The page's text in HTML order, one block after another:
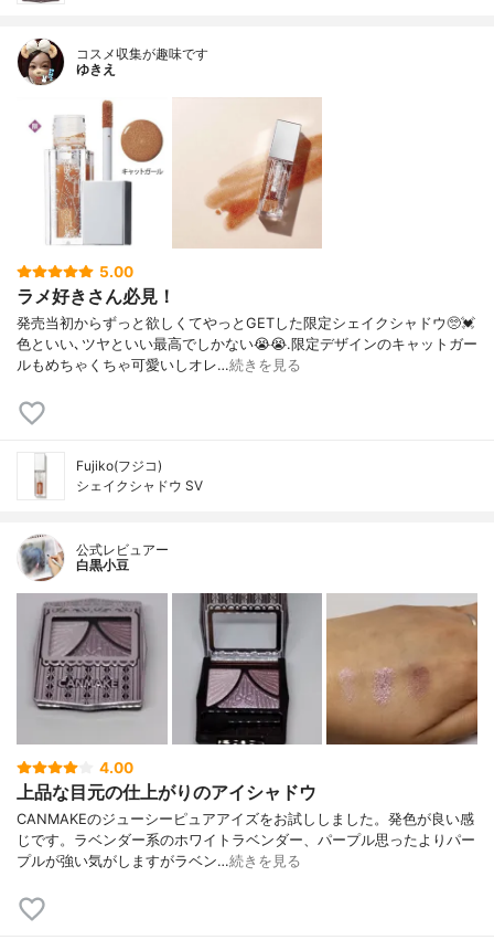
コスメ収集が趣味です
ゆきえ
5.00
ラメ好きさん必見！
発売当初からずっと欲しくてやっとGETした限定シェイクシャドウ🥺💓
色といい､ツヤといい最高でしかない😭😭.限定デザインのキャットガー
ルもめちゃくちゃ可愛いしオレ…続きを見る
Fujiko(フジコ)
シェイクシャドウ SV
公式レビュアー
白黒小豆
4.00
上品な目元の仕上がりのアイシャドウ
CANMAKEのジューシーピュアアイズをお試ししました。発色が良い感
じです。ラベンダー系のホワイトラベンダー、パープル思ったよりパー
プルが強い気がしますがラベン…続きを見る